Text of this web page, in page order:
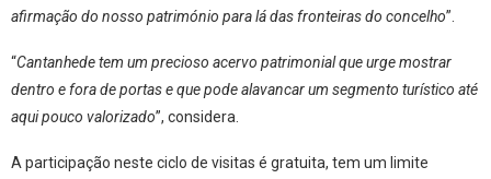
afirmação do nosso património para lá das fronteiras do concelho”.
“Cantanhede tem um precioso acervo patrimonial que urge mostrar
dentro e fora de portas e que pode alavancar um segmento turístico até
aqui pouco valorizado”, considera.
A participação neste ciclo de visitas é gratuita, tem um limite